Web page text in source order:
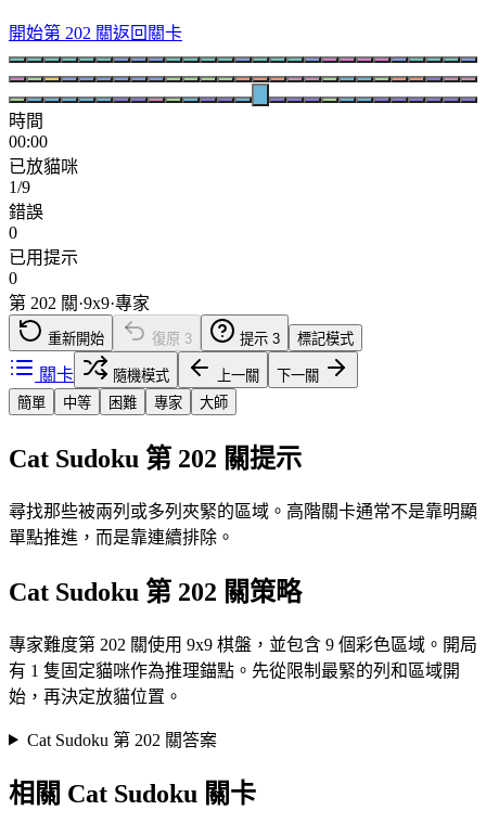
開始第 202 關返回關卡
時間
00:00
已放貓咪
1/9
錯誤
0
已用提示
0
第 202 關·9x9·專家
重新開始 復原 3 提示 3 標記模式
關卡 隨機模式 上一關
下一關
簡單
中等 困難 專家 大師
Cat Sudoku 第 202 關提示
尋找那些被兩列或多列夾緊的區域。高階關卡通常不是靠明顯
單點推進，而是靠連續排除。
Cat Sudoku 第 202 關策略
專家難度第 202 關使用 9x9 棋盤，並包含 9 個彩色區域。開局
有 1 隻固定貓咪作為推理錨點。先從限制最緊的列和區域開
始，再決定放貓位置。
Cat Sudoku 第 202 關答案
相關 Cat Sudoku 關卡